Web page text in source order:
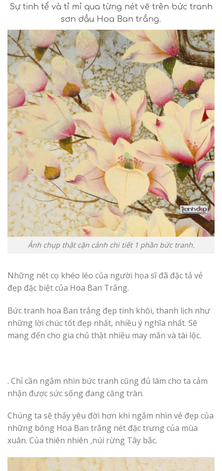
Sự tinh tế và tỉ mỉ qua từng nét vẽ trên bức tranh
sơn dầu Hoa Ban trắng.
Ảnh chụp thật cận cảnh chi tiết 1 phần bức tranh.
Những nét cọ khéo léo của người họa sĩ đã đặc tả vẻ
đẹp đặc biệt của Hoa Ban Trắng.
Bức tranh hoa Ban trắng đẹp tinh khôi, thanh lịch như
những lời chúc tốt đẹp nhất, nhiều ý nghĩa nhất. Sẽ
mang đến cho gia chủ thật nhiều may mắn và tài lộc.
. Chỉ cần ngắm nhìn bức tranh cũng đủ làm cho ta cảm
nhận được sức sống đang căng tràn.
Chúng ta sẽ thấy yêu đời hơn khi ngắm nhìn vẻ đẹp của
những bông Hoa Ban trắng nét đặc trưng của mùa
xuân. Của thiên nhiên ,núi rừng Tây bắc.